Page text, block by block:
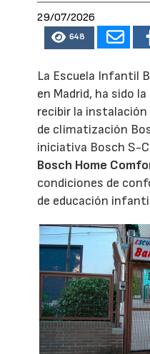
29/07/2026
648
La Escuela Infantil
en Madrid, ha sido
recibir la
de climatización
iniciativa Bosch S-
Bosch Home
condiciones de
de educación